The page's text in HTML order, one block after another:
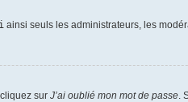
ainsi seuls les administrateurs, les
sur J’ai oublié mon mot de passe .